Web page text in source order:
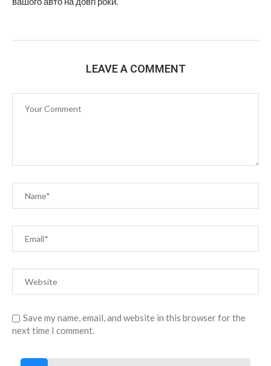
LEAVE A COMMENT
Save my name, email, and website in this browser for the
next time I comment.